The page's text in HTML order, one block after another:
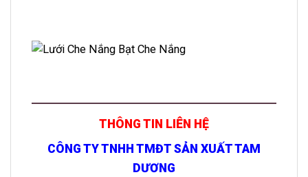
THÔNG TIN LIÊN HỆ
CÔNG TY TNHH TMĐT SẢN XUẤT TAM
DƯƠNG